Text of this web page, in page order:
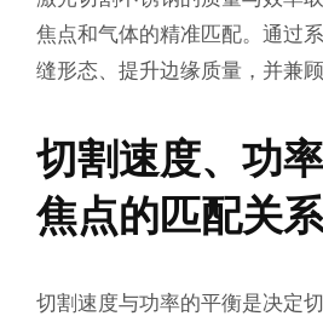
焦点和气体的精准匹配。通过
缝形态、提升边缘质量，并兼顾
切割速度、功
焦点的匹配关系
切割速度与功率的平衡是决定